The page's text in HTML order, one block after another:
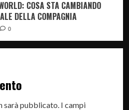
COSA STA CAMBIANDO
DELLA COMPAGNIA
0
sarà pubblicato. I campi